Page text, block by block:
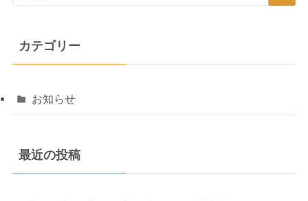
カテゴリー
お知らせ
最近の投稿